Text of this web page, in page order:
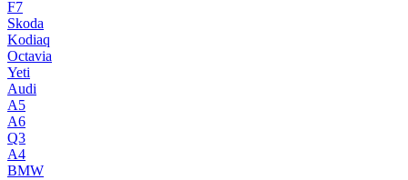
F7
Skoda
Kodiaq
Octavia
Yeti
Audi
A5
A6
Q3
A4
BMW